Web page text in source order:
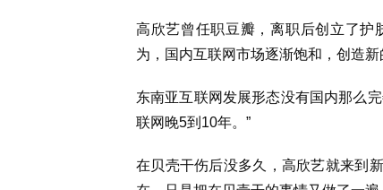
高欣艺曾任职豆瓣，离职后创立了护
为，国内互联网市场逐渐饱和，创造新
东南亚互联网发展形态没有国内那么
联网晚5到10年。”
在贝壳干伤后没多久，高欣艺就来到